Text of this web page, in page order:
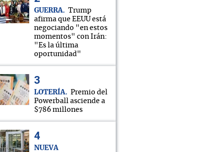
GUERRA
Trump
afirma que EEUU está
negociando "en estos
momentos" con Irán:
"Es la última
oportunidad"
LOTERÍA
Premio del
Powerball asciende a
$786 millones
NUEVA